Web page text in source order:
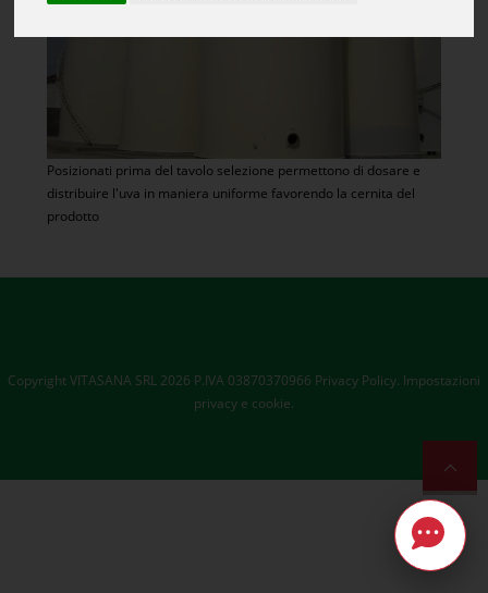
Posizionati prima del tavolo selezione permettono di dosare e
distribuire l'uva in maniera uniforme favorendo la cernita del
prodotto
Copyright VITASANA SRL 2026 P.IVA 03870370966 Privacy Policy. Impostazioni
privacy e cookie.